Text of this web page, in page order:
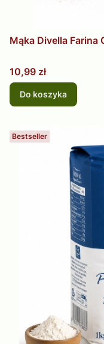
Mąka Divella Farina
Cena
10,99 zł
Do koszyka
Bestseller